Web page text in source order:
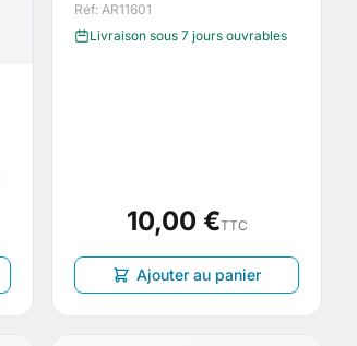
Réf: AR11601
Livraison sous 7 jours ouvrables
10,00 €TTC
Ajouter au panier